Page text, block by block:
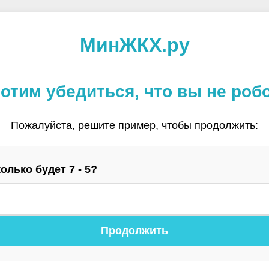
МинЖКХ.ру
убедиться, что вы не
Пожалуйста, решите пример, чтобы продолжить:
будет 7 - 5?
Продолжить